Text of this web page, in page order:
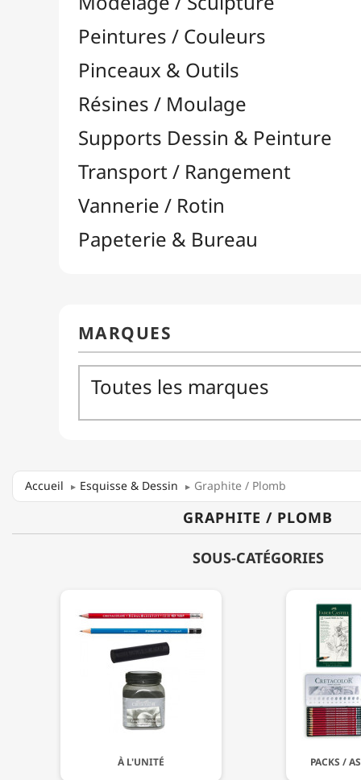
Accueil Esquisse & Dessin Graphite / Plomb
GRAPHITE / PLOMB
SOUS-CATÉGORIES
À L'UNITÉ PACKS /